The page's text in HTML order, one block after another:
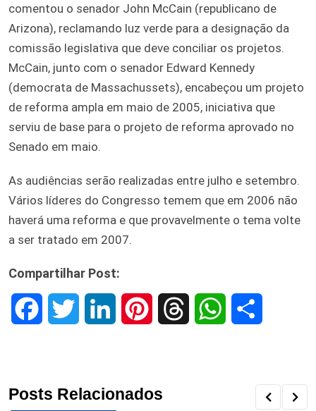
comentou o senador John McCain (republicano de
Arizona), reclamando luz verde para a designação da
comissão legislativa que deve conciliar os projetos.
McCain, junto com o senador Edward Kennedy
(democrata de Massachussets), encabeçou um projeto
de reforma ampla em maio de 2005, iniciativa que
serviu de base para o projeto de reforma aprovado no
Senado em maio.
As audiências serão realizadas entre julho e setembro.
Vários líderes do Congresso temem que em 2006 não
haverá uma reforma e que provavelmente o tema volte
a ser tratado em 2007.
Compartilhar Post:
e t k t
Posts Relacionados